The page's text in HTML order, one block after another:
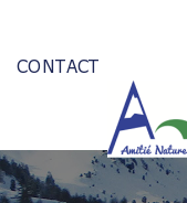
CONTACT